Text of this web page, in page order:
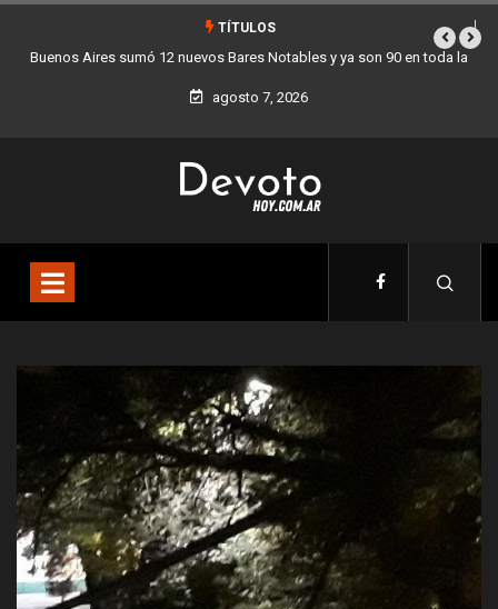
TÍTULOS
en toda la Los stands móviles de la Ciudad llegan esta semana a Villa
agosto 7, 2026